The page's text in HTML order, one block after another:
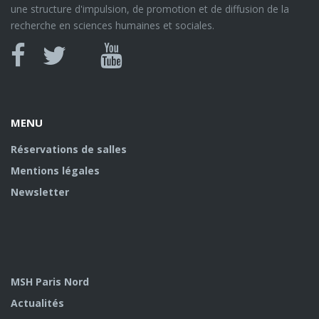
une structure d'impulsion, de promotion et de diffusion de la
recherche en sciences humaines et sociales.
Canal
MENU
Réservations de salles
Mentions légales
Newsletter
MSH Paris Nord
Actualités